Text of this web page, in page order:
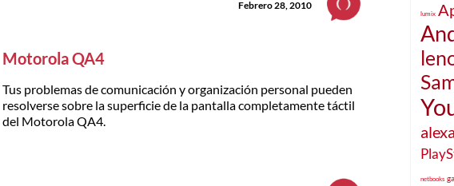
Febrero 28, 2010
Motorola QA4
Tus problemas de comunicación y organización personal pueden
resolverse sobre la superficie de la pantalla completamente táctil
del Motorola QA4.
lumix
alexa
netbooks